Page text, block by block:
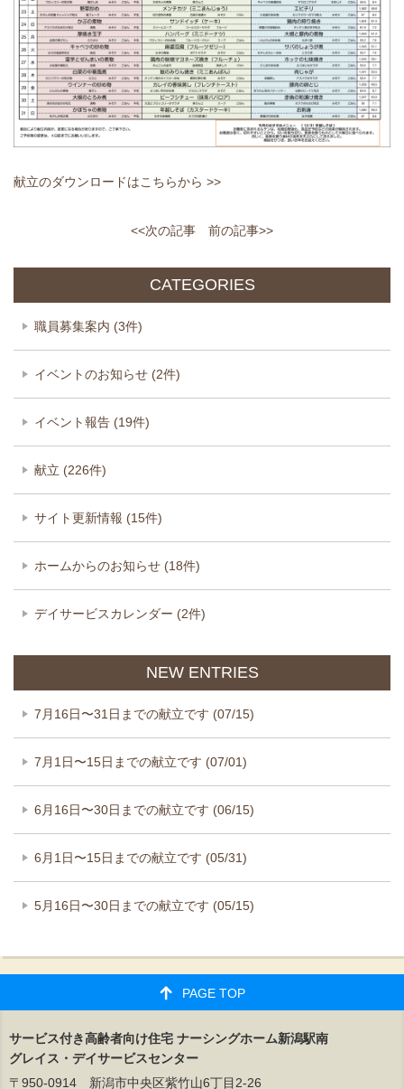
献立のダウンロードはこちらから >>
<<次の記事 前の記事>>
CATEGORIES
職員募集案内 (3件)
イベントのお知らせ (2件)
イベント報告 (19件)
献立 (226件)
サイト更新情報 (15件)
ホームからのお知らせ (18件)
デイサービスカレンダー (2件)
NEW ENTRIES
7月16日〜31日までの献立です (07/15)
7月1日〜15日までの献立です (07/01)
6月16日〜30日までの献立です (06/15)
6月1日〜15日までの献立です (05/31)
5月16日〜30日までの献立です (05/15)
サービス付き高齢者向け住宅 ナーシングホーム新潟駅南
グレイス・デイサービスセンター
〒950-0914 新潟市中央区紫竹山6丁目2-26
PAGE TOP